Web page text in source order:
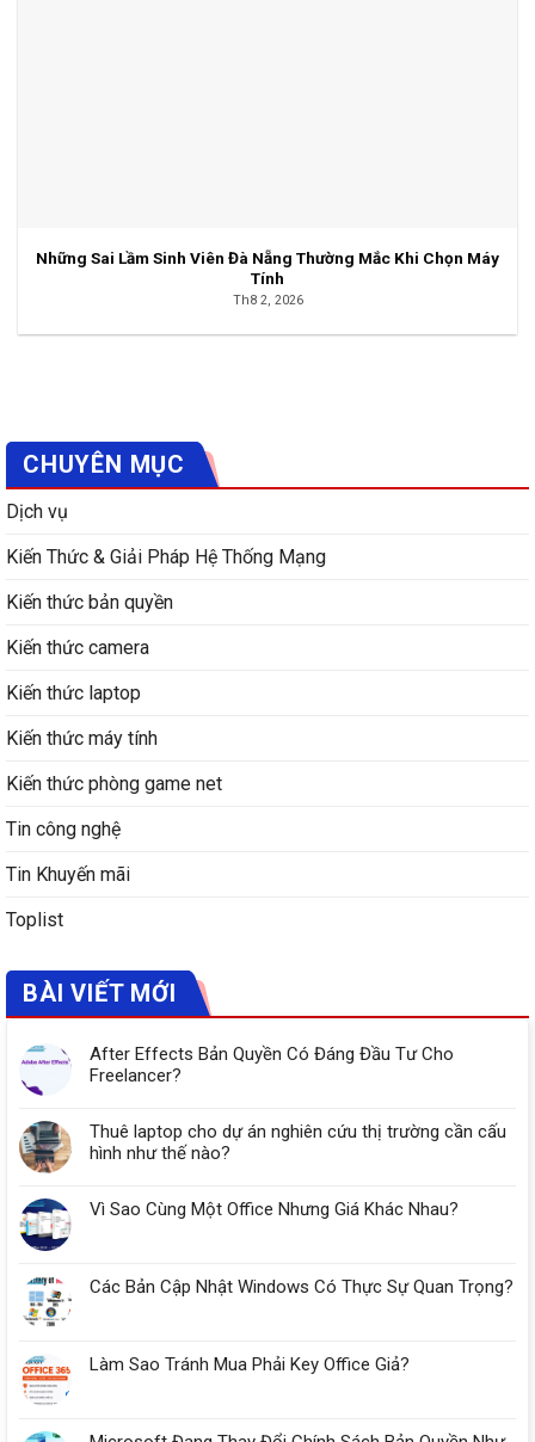
Những Sai Lầm Sinh Viên Đà Nẵng Thường Mắc Khi Chọn Máy
Tính
Th8 2, 2026
CHUYÊN MỤC
Dịch vụ
Kiến Thức & Giải Pháp Hệ Thống Mạng
Kiến thức bản quyền
Kiến thức camera
Kiến thức laptop
Kiến thức máy tính
Kiến thức phòng game net
Tin công nghệ
Tin Khuyến mãi
Toplist
BÀI VIẾT MỚI
After Effects Bản Quyền Có Đáng Đầu Tư Cho
Freelancer?
Thuê laptop cho dự án nghiên cứu thị trường cần cấu
hình như thế nào?
Vì Sao Cùng Một Office Nhưng Giá Khác Nhau?
Các Bản Cập Nhật Windows Có Thực Sự Quan Trọng?
Làm Sao Tránh Mua Phải Key Office Giả?